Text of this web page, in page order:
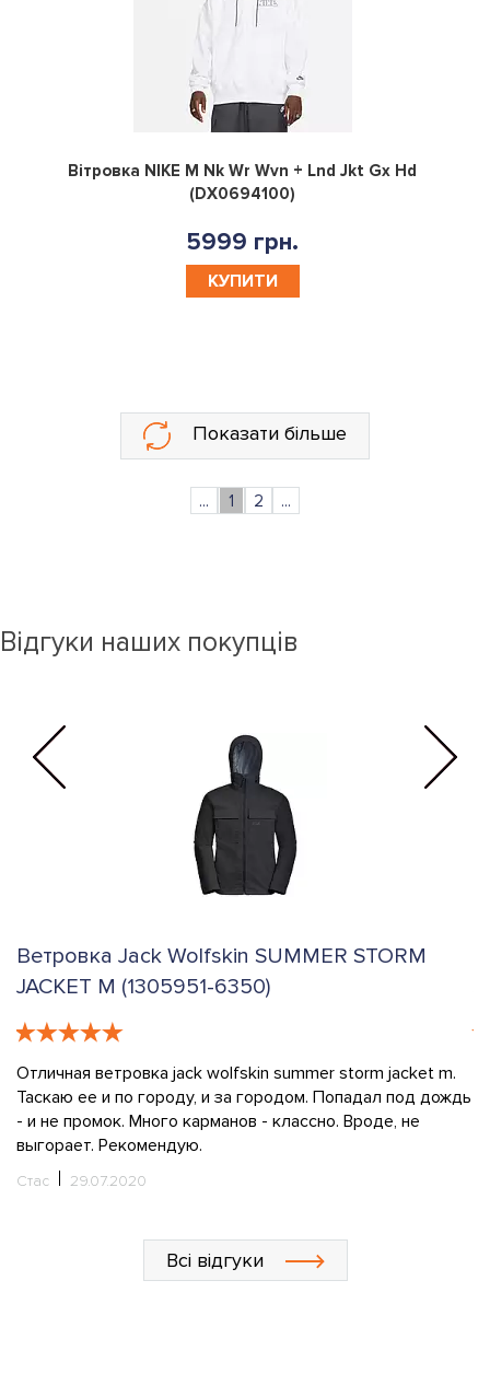
Вітровка NIKE M Nk Wr Wvn + Lnd Jkt Gx Hd
(DX0694100)
5999 грн.
КУПИТИ
Показати більше
... 1 2 ...
Відгуки наших покупців
Ветровка Jack Wolfskin SUMMER STORM
JACKET M (1305951-6350)
Отличная ветровка jack wolfskin summer storm jacket m.
Таскаю ее и по городу, и за городом. Попадал под дождь
- и не промок. Много карманов - классно. Вроде, не
выгорает. Рекомендую.
Стас 29.07.2020
Всі відгуки